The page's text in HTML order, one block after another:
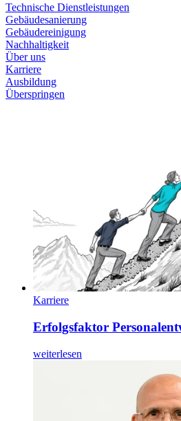
Technische Dienstleistungen
Gebäudesanierung
Gebäudereinigung
Nachhaltigkeit
Über uns
Karriere
Ausbildung
Überspringen
Karriere
Erfolgsfaktor
weiterlesen